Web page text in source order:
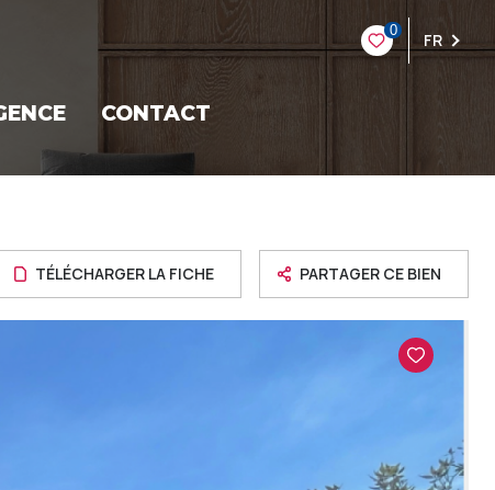
0 FR
CONTACT
TÉLÉCHARGER LA FICHE PARTAGER CE BIEN